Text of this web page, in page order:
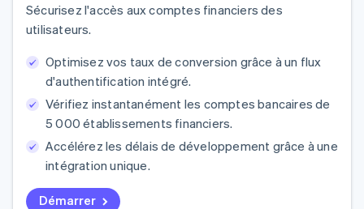
Sécurisez l'accès aux comptes financiers des
utilisateurs.
Démarrer
Optimisez vos taux de conversion grâce à un flux
d'authentification intégré.
Vérifiez instantanément les comptes bancaires de
5 000 établissements financiers.
Accélérez les délais de développement grâce à une
intégration unique.